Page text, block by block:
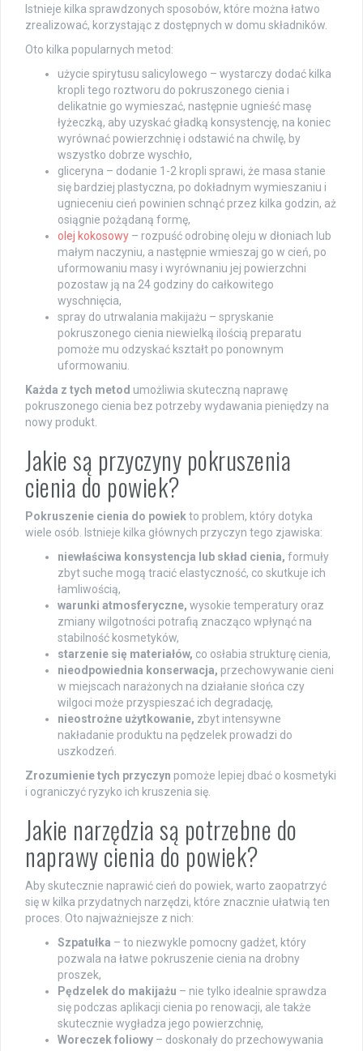
Istnieje kilka sprawdzonych sposobów, które można łatwo
zrealizować, korzystając z dostępnych w domu składników.
Oto kilka popularnych metod:
użycie spirytusu salicylowego – wystarczy dodać kilka
kropli tego roztworu do pokruszonego cienia i
delikatnie go wymieszać, następnie ugnieść masę
łyżeczką, aby uzyskać gładką konsystencję, na koniec
wyrównać powierzchnię i odstawić na chwilę, by
wszystko dobrze wyschło,
gliceryna – dodanie 1-2 kropli sprawi, że masa stanie
się bardziej plastyczna, po dokładnym wymieszaniu i
ugnieceniu cień powinien schnąć przez kilka godzin, aż
osiągnie pożądaną formę,
olej kokosowy – rozpuść odrobinę oleju w dłoniach lub
małym naczyniu, a następnie wmieszaj go w cień, po
uformowaniu masy i wyrównaniu jej powierzchni
pozostaw ją na 24 godziny do całkowitego
wyschnięcia,
spray do utrwalania makijażu – spryskanie
pokruszonego cienia niewielką ilością preparatu
pomoże mu odzyskać kształt po ponownym
uformowaniu.
Każda z tych metod umożliwia skuteczną naprawę
pokruszonego cienia bez potrzeby wydawania pieniędzy na
nowy produkt.
Jakie są przyczyny pokruszenia
cienia do powiek?
Pokruszenie cienia do powiekto problem, który dotyka
wiele osób. Istnieje kilka głównych przyczyn tego zjawiska:
niewłaściwa konsystencja lub skład cienia, formuły
zbyt suche mogą tracić elastyczność, co skutkuje ich
łamliwością,
warunki atmosferyczne, wysokie temperatury oraz
zmiany wilgotności potrafią znacząco wpłynąć na
stabilność kosmetyków,
starzenie się materiałów, co osłabia strukturę cienia,
nieodpowiednia konserwacja, przechowywanie cieni
w miejscach narażonych na działanie słońca czy
wilgoci może przyspieszać ich degradację,
nieostrożne użytkowanie, zbyt intensywne
nakładanie produktu na pędzelek prowadzi do
uszkodzeń.
Zrozumienie tych przyczyn pomoże lepiej dbać o kosmetyki
i ograniczyć ryzyko ich kruszenia się.
Jakie narzędzia są potrzebne do
naprawy cienia do powiek?
Aby skutecznie naprawić cień do powiek, warto zaopatrzyć
się w kilka przydatnych narzędzi, które znacznie ułatwią ten
proces. Oto najważniejsze z nich:
Szpatułka – to niezwykle pomocny gadżet, który
pozwala na łatwe pokruszenie cienia na drobny
proszek,
Pędzelek do makijażu – nie tylko idealnie sprawdza
się podczas aplikacji cienia po renowacji, ale także
skutecznie wygładza jego powierzchnię,
Woreczek foliowy – doskonały do przechowywania